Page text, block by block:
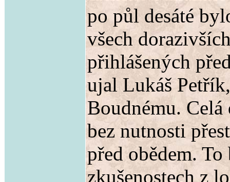
po půl desáté
všech
přihlášených
ujal Lukáš
Boudnému. Celá
bez nutnosti
před obědem.
zkušenostech z